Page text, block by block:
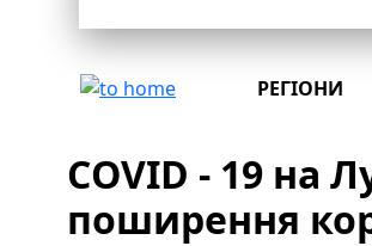
РЕГІОНИ
CОVID - 19 на
поширення